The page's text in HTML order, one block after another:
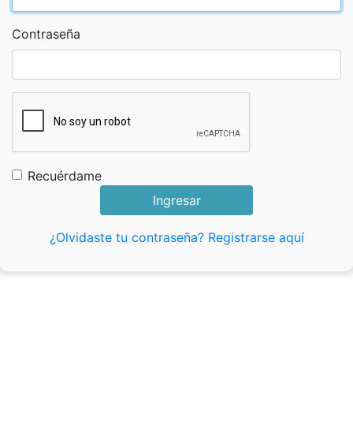
Contraseña
Recuérdame
Ingresar
¿Olvidaste tu contraseña? Registrarse aquí